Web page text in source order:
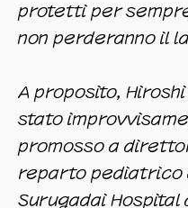
protetti per
non perderanno il
A proposito, Hiroshi
stato
promosso a
reparto pediatrico
Surugadai Hospital